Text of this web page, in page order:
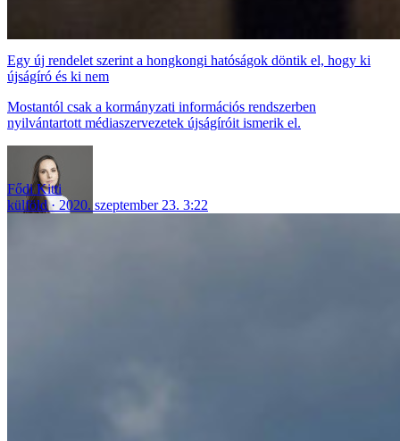
Egy új rendelet szerint a hongkongi hatóságok döntik el, hogy ki
újságíró és ki nem
Mostantól csak a kormányzati információs rendszerben
nyilvántartott médiaszervezetek újságíróit ismerik el.
Fődi Kitti
külföld
2020. szeptember 23. 3:22